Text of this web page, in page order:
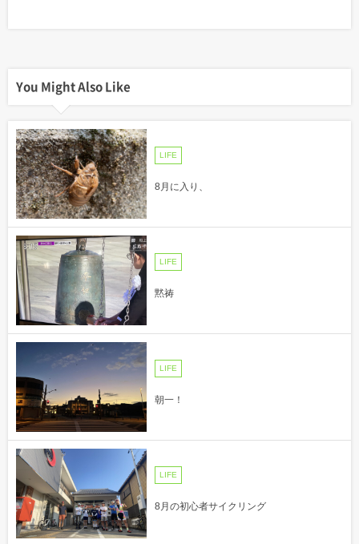
You Might Also Like
LIFE
8月に入り、
LIFE
黙祷
LIFE
朝一！
LIFE
8月の初心者サイクリング